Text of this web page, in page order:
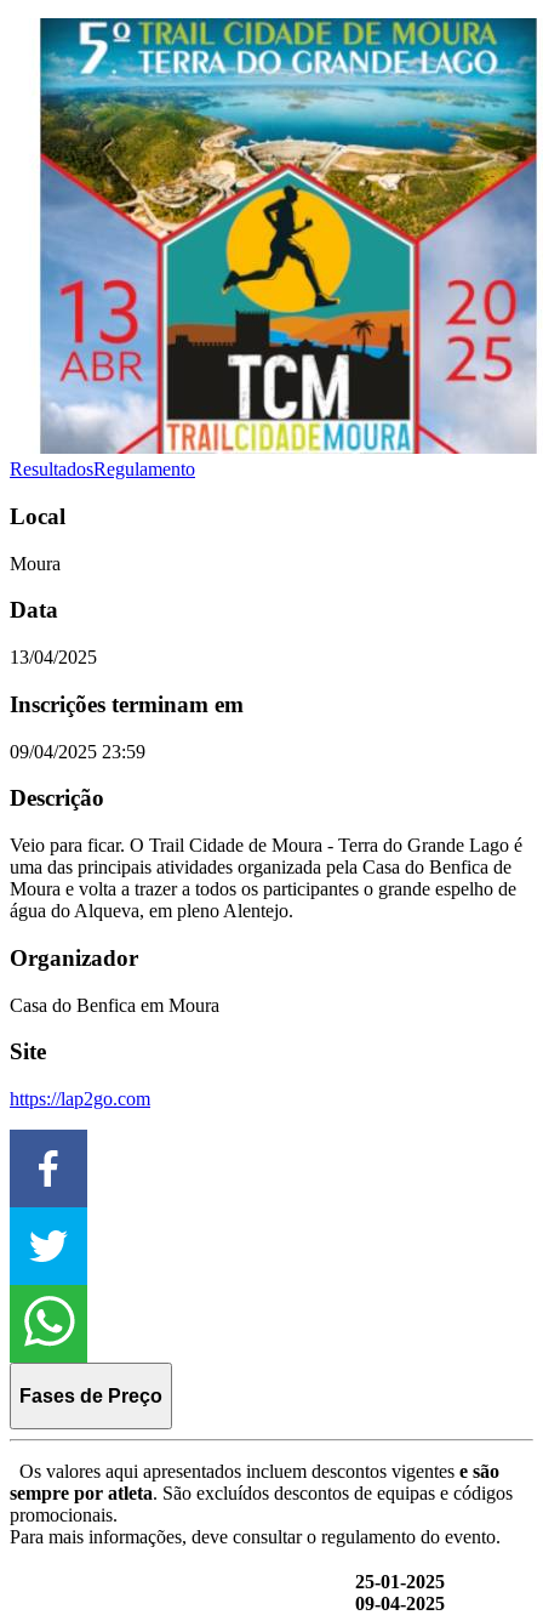
ResultadosRegulamento
Local
Moura
Data
13/04/2025
Inscrições terminam em
09/04/2025 23:59
Descrição
Veio para ficar. O Trail Cidade de Moura - Terra do Grande Lago é
uma das principais atividades organizada pela Casa do Benfica de
Moura e volta a trazer a todos os participantes o grande espelho de
água do Alqueva, em pleno Alentejo.
Organizador
Casa do Benfica em Moura
Site
https://lap2go.com
Fases de Preço
Os valores aqui apresentados incluem descontos vigentes e são
sempre por atleta. São excluídos descontos de equipas e códigos
promocionais.
Para mais informações, deve consultar o regulamento do evento.
25-01-2025
09-04-2025